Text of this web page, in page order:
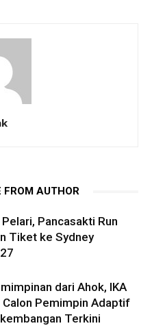
FROM AUTHOR
Pancasakti Run
Tiket ke Sydney
dari Ahok, IKA
Calon Pemimpin Adaptif
Terkini